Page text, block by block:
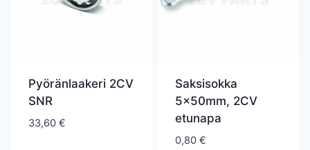
Pyöränlaakeri 2CV
SNR
33,60 €
Saksisokka
5x50mm, 2CV
etunapa
0,80 €